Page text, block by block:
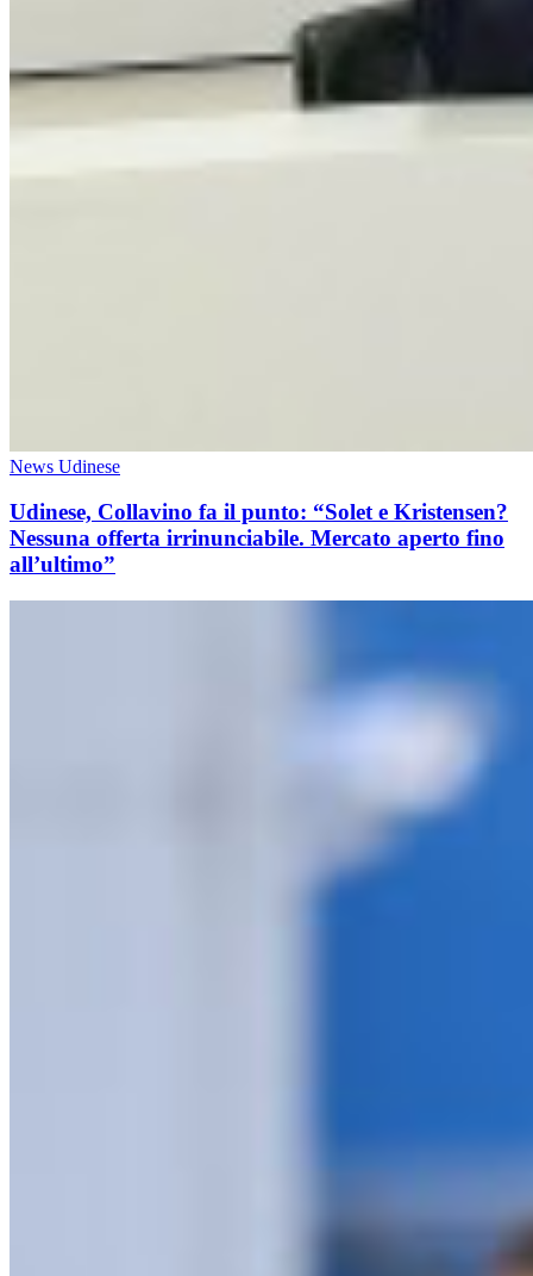
News Udinese
Udinese, Collavino fa il punto: “Solet e Kristensen?
Nessuna offerta irrinunciabile. Mercato aperto fino
all’ultimo”